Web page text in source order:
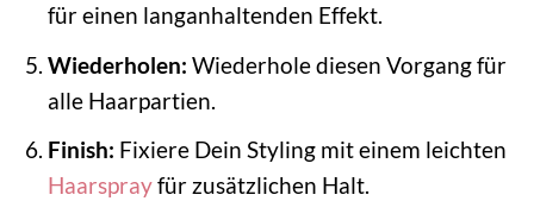
für einen langanhaltenden Effekt.
Wiederholen: Wiederhole diesen Vorgang für
alle Haarpartien.
Finish: Fixiere Dein Styling mit einem leichten
Haarsprayfür zusätzlichen Halt.